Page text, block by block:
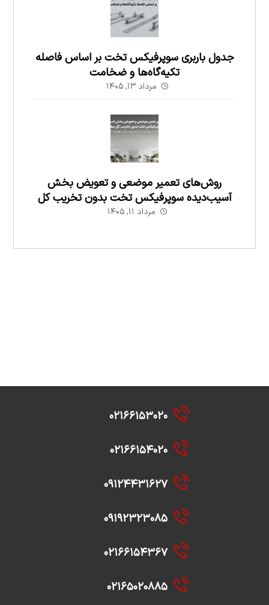
جدول باربری سوپرفیکس تخت بر اساس فاصله
تکیه‌گاه‌ها و ضخامت
مرداد ۱۳, ۱۴۰۵
روش‌های تعمیر موضعی و تعویض بخش
آسیب‌دیده سوپرفیکس تخت بدون تخریب کل
سقفمرداد ۱۱, ۱۴۰۵
۰۲۱۶۶۱۵۳۰۲۰
۰۲۱۶۶۱۵۴۰۲۰
۰۹۱۲۴۴۳۱۶۲۷
۰۹۱۹۲۳۲۳۰۸۵
۰۲۱۶۶۱۵۴۳۶۷
۰۲۱۶۵۰۲۰۸۸۵